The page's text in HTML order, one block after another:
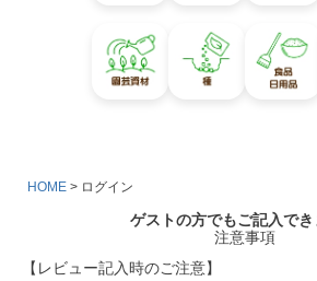
HOME ログイン
ゲストの方でもご記入でき
注意事項
【レビュー記入時のご注意】